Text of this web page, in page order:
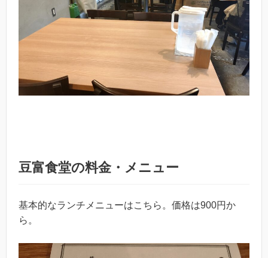
豆富食堂の料金・メニュー
基本的なランチメニューはこちら。価格は900円か
ら。